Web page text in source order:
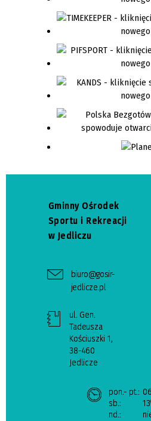
Gminny Ośrodek
Sportu i Rekreacji
w Jedliczu
biuro@gosir-
jedlicze.pl
ul. Gen.
Tadeusza
Kościuszki 1,
38-460
Jedlicze
pon.- pt.: 06
sb.: 13
nd.: